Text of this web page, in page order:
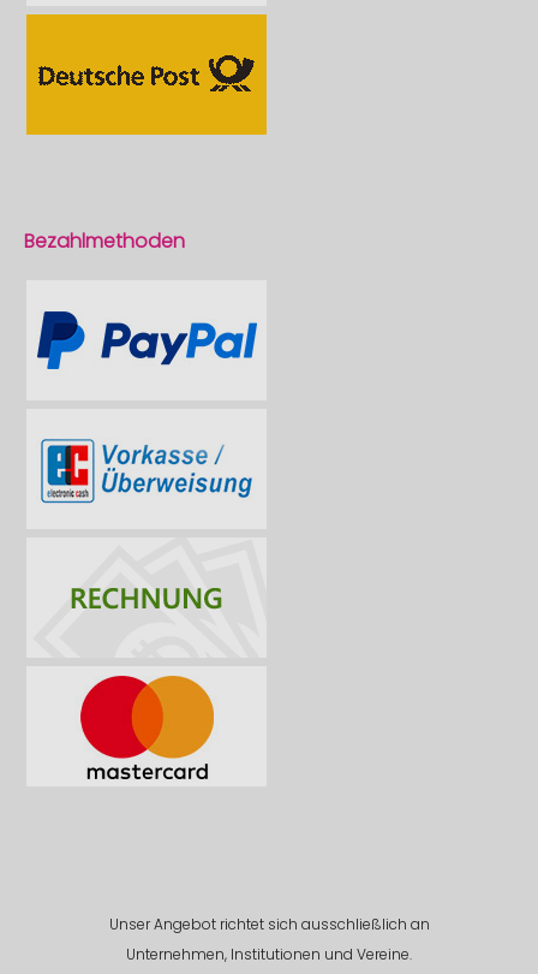
Bezahlmethoden
Unser Angebot richtet sich ausschließlich an
Unternehmen, Institutionen und Vereine.